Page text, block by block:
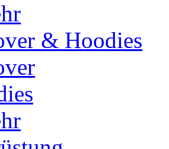
& Hoodies